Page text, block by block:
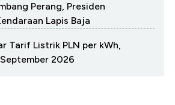
Perang, Presiden
Lapis Baja
Tarif Listrik PLN per kWh,
2026